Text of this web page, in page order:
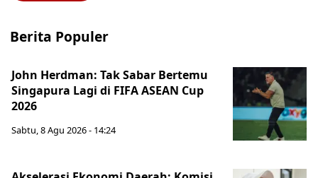
Berita Populer
John Herdman: Tak Sabar Bertemu
Singapura Lagi di FIFA ASEAN Cup
2026
Sabtu, 8 Agu 2026 - 14:24